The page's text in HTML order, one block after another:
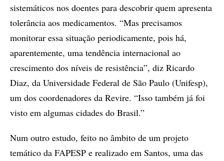
sistemáticos nos doentes para descobrir quem apresenta
tolerância aos medicamentos. “Mas precisamos
monitorar essa situação periodicamente, pois há,
aparentemente, uma tendência internacional ao
crescimento dos níveis de resistência”, diz Ricardo
Diaz, da Universidade Federal de São Paulo (Unifesp),
um dos coordenadores da Revire. “Isso também já foi
visto em algumas cidades do Brasil.”
Num outro estudo, feito no âmbito de um projeto
temático da FAPESP e realizado em Santos, uma das